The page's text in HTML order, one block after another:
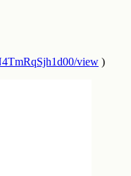
view )